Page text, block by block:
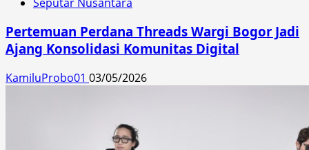
Pertemuan Perdana Threads Wargi Bogor Jadi
Ajang Konsolidasi Komunitas Digital
KamiluProbo01 03/05/2026